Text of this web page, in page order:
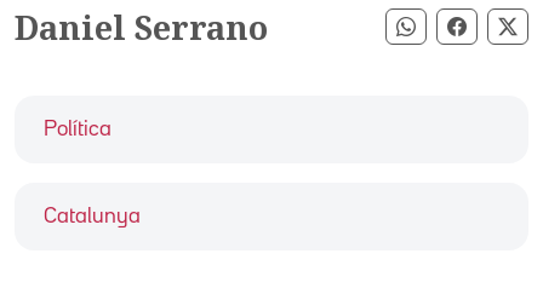
Daniel Serrano Compartir
Política
Catalunya